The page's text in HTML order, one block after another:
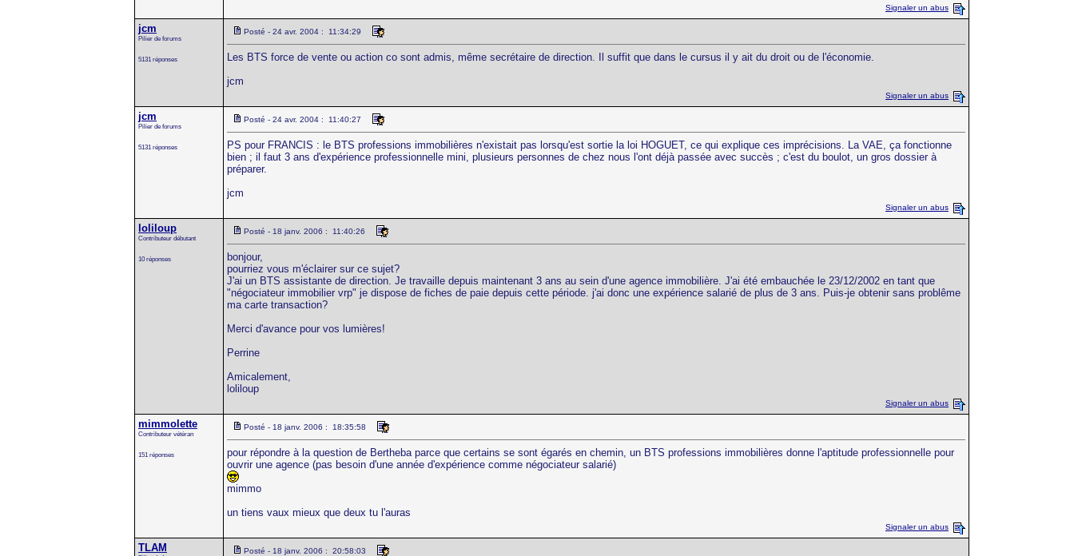
Signaler un abus
jcm
Pilier de forums
5131 réponses
Posté - 24 avr. 2004 : 11:34:29
Les BTS force de vente ou action co sont admis, même secrétaire de direction. Il suffit que dans le cursus il y ait du droit ou de l'économie.
jcm
Signaler un abus
jcm
Pilier de forums
5131 réponses
Posté - 24 avr. 2004 : 11:40:27
PS pour FRANCIS : le BTS professions immobilières n'existait pas lorsqu'est sortie la loi HOGUET, ce qui explique ces imprécisions. La VAE, ça fonctionne
bien ; il faut 3 ans d'expérience professionnelle mini, plusieurs personnes de chez nous l'ont déjà passée avec succès ; c'est du boulot, un gros dossier à
préparer.
jcm
Signaler un abus
loliloup
Contributeur débutant
10 réponses
Posté - 18 janv. 2006 : 11:40:26
bonjour,
pourriez vous m'éclairer sur ce sujet?
J'ai un BTS assistante de direction. Je travaille depuis maintenant 3 ans au sein d'une agence immobilière. J'ai été embauchée le 23/12/2002 en tant que
"négociateur immobilier vrp" je dispose de fiches de paie depuis cette période. j'ai donc une expérience salarié de plus de 3 ans. Puis-je obtenir sans problême
ma carte transaction?
Merci d'avance pour vos lumières!
Perrine
Amicalement,
loliloup
Signaler un abus
mimmolette
Contributeur vétéran
151 réponses
Posté - 18 janv. 2006 : 18:35:58
pour répondre à la question de Bertheba parce que certains se sont égarés en chemin, un BTS professions immobilières donne l'aptitude professionnelle pour
ouvrir une agence (pas besoin d'une année d'expérience comme négociateur salarié)
mimmo
un tiens vaux mieux que deux tu l'auras
Signaler un abus
TLAM Posté - 18 janv. 2006 : 20:58:03